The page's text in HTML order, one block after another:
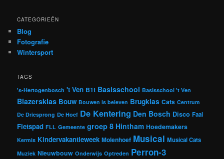
CATEGORIEËN
Blog
Fotografie
Wintersport
TAGS
's-Hertogenbosch 't Ven B1t Basisschool Basisschool 't Ven
Blazersklas Bouw Bouwen is beleven Brugklas Cats Centrum
De Driesprong De Hoef De Kentering Den Bosch Disco Faal
Fietspad FLL Gemeente groep 8 Hintham Hoedemakers
Kermis Kindervakantieweek Molenhoef Musical Musical Cats
Muziek Nieuwbouw Onderwijs Optreden Perron-3